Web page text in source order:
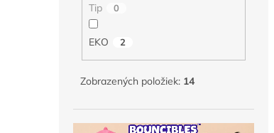
Tip 0
EKO 2
Zobrazených položiek: 14